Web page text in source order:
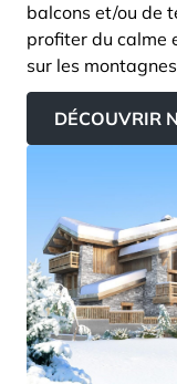
balcons et/ou de
profiter du calme
sur les
DÉCOUVRIR